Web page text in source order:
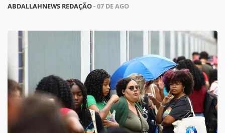
ABDALLAHNEWS REDAÇÃO- 07 DE AGO